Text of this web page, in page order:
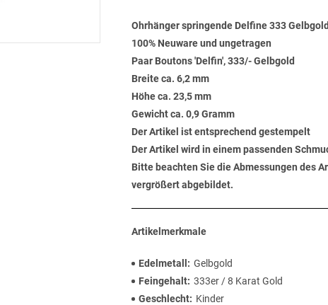
Ohrhänger springende Delfine 333 Gelbgold
100% Neuware und ungetragen
Paar Boutons 'Delfin', 333/- Gelbgold
Breite ca. 6,2 mm
Höhe ca. 23,5 mm
Gewicht ca. 0,9 Gramm
Der Artikel ist entsprechend gestempelt
Der Artikel wird in einem passenden
Bitte beachten Sie die Abmessungen des
vergrößert abgebildet.
Artikelmerkmale
Edelmetall
Gelbgold
Feingehalt 333er / 8 Karat Gold
Geschlecht
Kinder